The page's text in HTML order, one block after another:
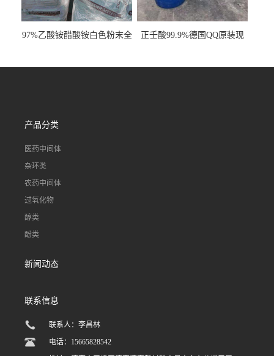
97%乙酸铵醋酸铵白色粉末全
正壬酸99.9%德国QQ原装现
产品分类
医药中间体
杂环类
农药中间体
过氧化物
醇类
酚类
新闻动态
联系信息
联系人：李昌林
电话：15665828542